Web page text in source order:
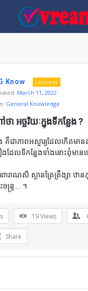
vrean.com
Know
Lecturer
March 11, 2022
General Knowledge
ា អច្ឆរិយៈក្នុងទីកន្លែង ?
គឹជាភាពអស្ចារ្យដែលកើតមាន
ងដែលទីកន្លែងទាំងនោះពុំមា
ាណសី ស្ថានត្រៃត្រឹង្សា ឋានភុ
ចន្ទ្រ…. ។
19Views
Share